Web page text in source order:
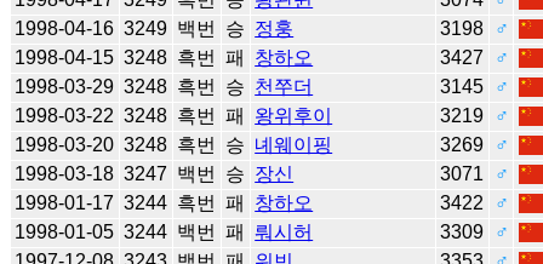
1998-04-16 3249 백번 승 정훙 3198
♂
1998-04-15 3248 흑번 패 창하오 3427
♂
1998-03-29 3248 흑번 승 천쭈더 3145
♂
1998-03-22 3248 흑번 패 왕위후이 3219
♂
1998-03-20 3248 흑번 승 녜웨이핑 3269
♂
1998-03-18 3247 백번 승 장신 3071
♂
1998-01-17 3244 흑번 패 창하오 3422
♂
1998-01-05 3244 백번 패 뤄시허 3309
♂